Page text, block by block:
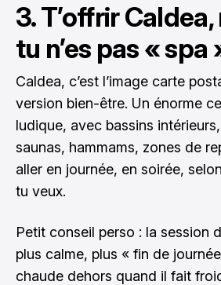
3. T’offrir
tu n’es pas « spa
Caldea, c’est l’image carte
version bien-être. Un énorme
ludique, avec bassins
saunas, hammams, zones de
aller en journée, en soirée,
tu veux.
Petit conseil perso : la session
plus calme, plus « fin de journée
chaude dehors quand il fait